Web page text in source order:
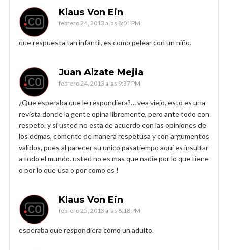
Klaus Von Ein
febrero 24, 2013 a las 8:01 PM
que respuesta tan infantil, es como pelear con un niño.
Juan Alzate Mejia
febrero 24, 2013 a las 9:37 PM
¿Que esperaba que le respondiera?… vea viejo, esto es una
revista donde la gente opina libremente, pero ante todo con
respeto. y si usted no esta de acuerdo con las opiniones de
los demas, comente de manera respetusa y con argumentos
validos, pues al parecer su unico pasatiempo aqui es insultar
a todo el mundo. usted no es mas que nadie por lo que tiene
o por lo que usa o por como es !
Klaus Von Ein
febrero 25, 2013 a las 8:18 PM
esperaba que respondiera cómo un adulto.